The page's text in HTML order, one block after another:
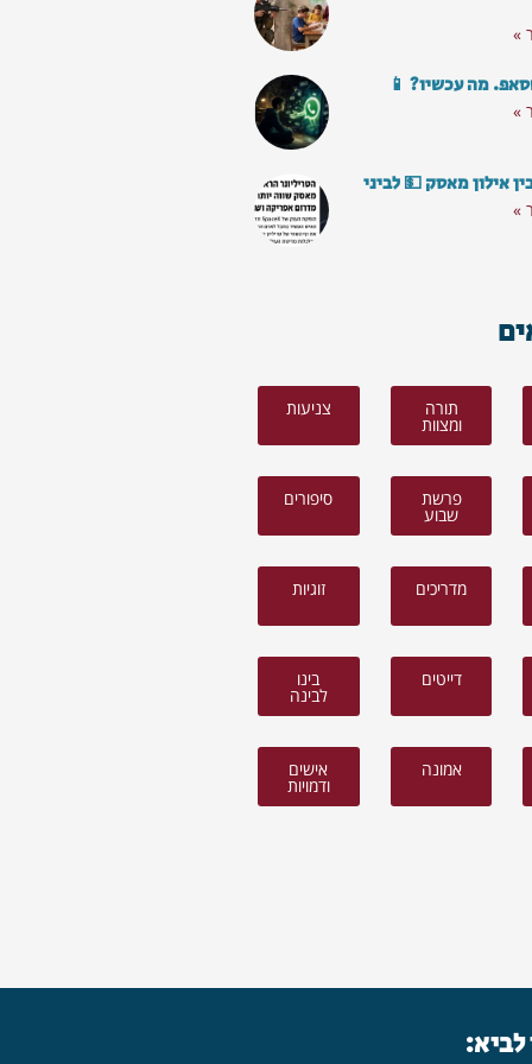
»
מה עכשיו? 📱
»
אילון מאסק 💵 לביני
»
תורה
ומצוות
צניעות
פרשת
שבוע
סיפורים
מדריכים זוגיות
דייטים בינו
לבינה
אמונה אישים
ודמויות
לביא: